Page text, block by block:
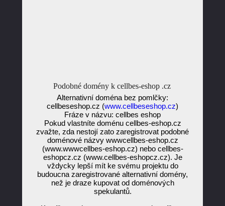
Podobné domény k cellbes-eshop .cz
Alternativní doména bez pomlčky:
cellbeseshop.cz (www.cellbeseshop.cz)
Fráze v názvu: cellbes eshop
Pokud vlastníte doménu cellbes-eshop.cz
zvažte, zda nestojí zato zaregistrovat podobné
doménové názvy wwwcellbes-eshop.cz
(www.wwwcellbes-eshop.cz) nebo cellbes-
eshopcz.cz (www.cellbes-eshopcz.cz). Je
vždycky lepší mít ke svému projektu do
budoucna zaregistrované alternativní domény,
než je draze kupovat od doménových
spekulantů.